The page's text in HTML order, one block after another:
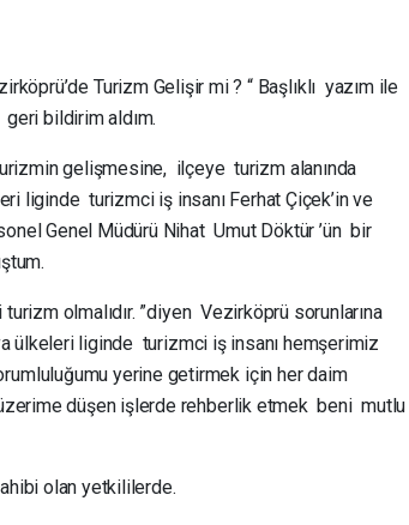
Turizm Gelişir mi ? “ Başlıklı yazım ile
bildirim aldım.
gelişmesine, ilçeye turizm alanında
liginde turizmci iş insanı Ferhat Çiçek’in ve
Genel Müdürü Nihat Umut Döktür ’ün bir
olmalıdır. ”diyen Vezirköprü sorunlarına
ülkeleri liginde turizmci iş insanı hemşerimiz
yerine getirmek için her daim
üzerime düşen işlerde rehberlik etmek beni mutlu
olan yetkililerde.